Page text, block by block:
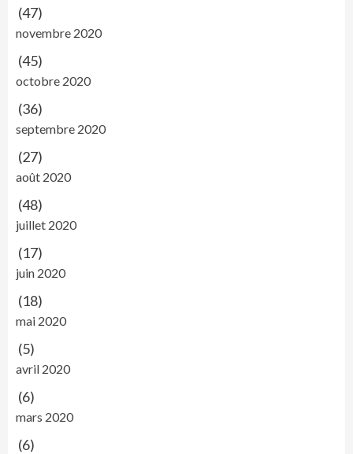
(47)
novembre 2020
(45)
octobre 2020
(36)
septembre 2020
(27)
août 2020
(48)
juillet 2020
(17)
juin 2020
(18)
mai 2020
(5)
avril 2020
(6)
mars 2020
(6)